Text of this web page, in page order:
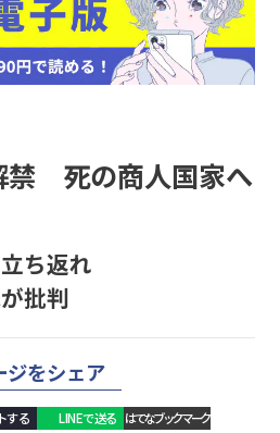
禁 死の商人国家へ
ち返れ
批判
ジをシェア
する LINEで送る はてなブックマーク